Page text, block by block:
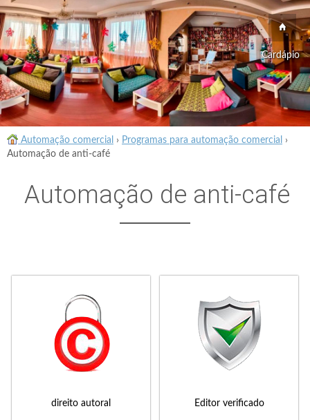
Cardápio
Automação comercial › Programas para automação comercial
›
Automação de anti-café
Automação de anti-café
direito autoral Editor verificado